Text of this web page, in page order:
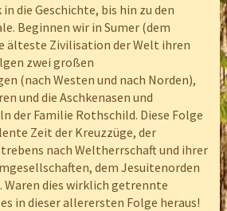
die Geschichte, bis hin zu den
Beginnen wir in Sumer (dem
älteste Zivilisation der Welt ihren
zwei großen
(nach Westen und nach Norden),
und die Aschkenasen und
der Familie Rothschild. Diese Folge
Zeit der Kreuzzüge, der
nach Weltherrschaft und ihrer
dem Jesuitenorden
Waren dies wirklich getrennte
in dieser allerersten Folge heraus!